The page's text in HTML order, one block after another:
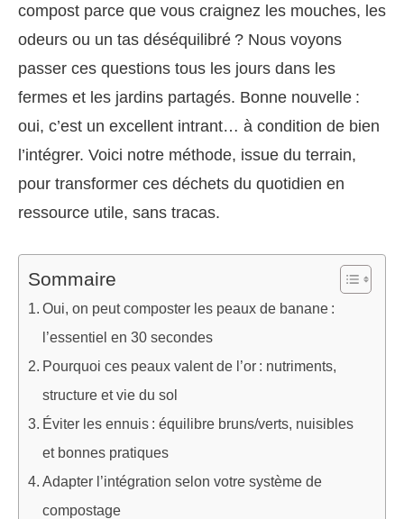
compost parce que vous craignez les mouches, les
odeurs ou un tas déséquilibré ? Nous voyons
passer ces questions tous les jours dans les
fermes et les jardins partagés. Bonne nouvelle :
oui, c’est un excellent intrant… à condition de bien
l’intégrer. Voici notre méthode, issue du terrain,
pour transformer ces déchets du quotidien en
ressource utile, sans tracas.
Sommaire
Oui, on peut composter les peaux de banane :
l’essentiel en 30 secondes
Pourquoi ces peaux valent de l’or : nutriments,
structure et vie du sol
Éviter les ennuis : équilibre bruns/verts, nuisibles
et bonnes pratiques
Adapter l’intégration selon votre système de
compostage